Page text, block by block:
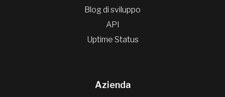
Blog di sviluppo
API
Uptime Status
Azienda